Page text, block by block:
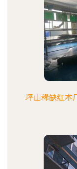
坪山稀缺红本